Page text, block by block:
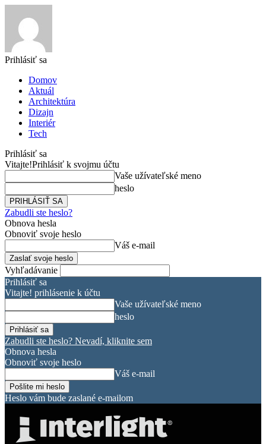
Prihlásiť sa
Domov
Aktuál
Architektúra
Dizajn
Interiér
Tech
Prihlásiť sa
Vitajte!Prihlásiť k svojmu účtu
Vaše užívateľské meno
heslo
Zabudli ste heslo?
Obnova hesla
Obnoviť svoje heslo
Váš e-mail
Vyhľadávanie
Prihlásiť sa
Vitajte! prihlásenie k účtu
Vaše užívateľské meno
heslo
Zabudli ste heslo? Nevadí, kliknite sem
Obnova hesla
Obnoviť svoje heslo
Váš e-mail
Heslo vám bude zaslané e-mailom